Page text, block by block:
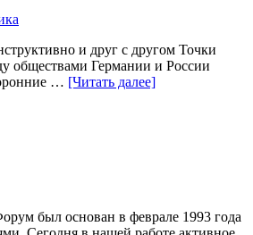
и друг с другом Точки
обществами Германии и России
… [Читать далее]
был основан в феврале 1993 года